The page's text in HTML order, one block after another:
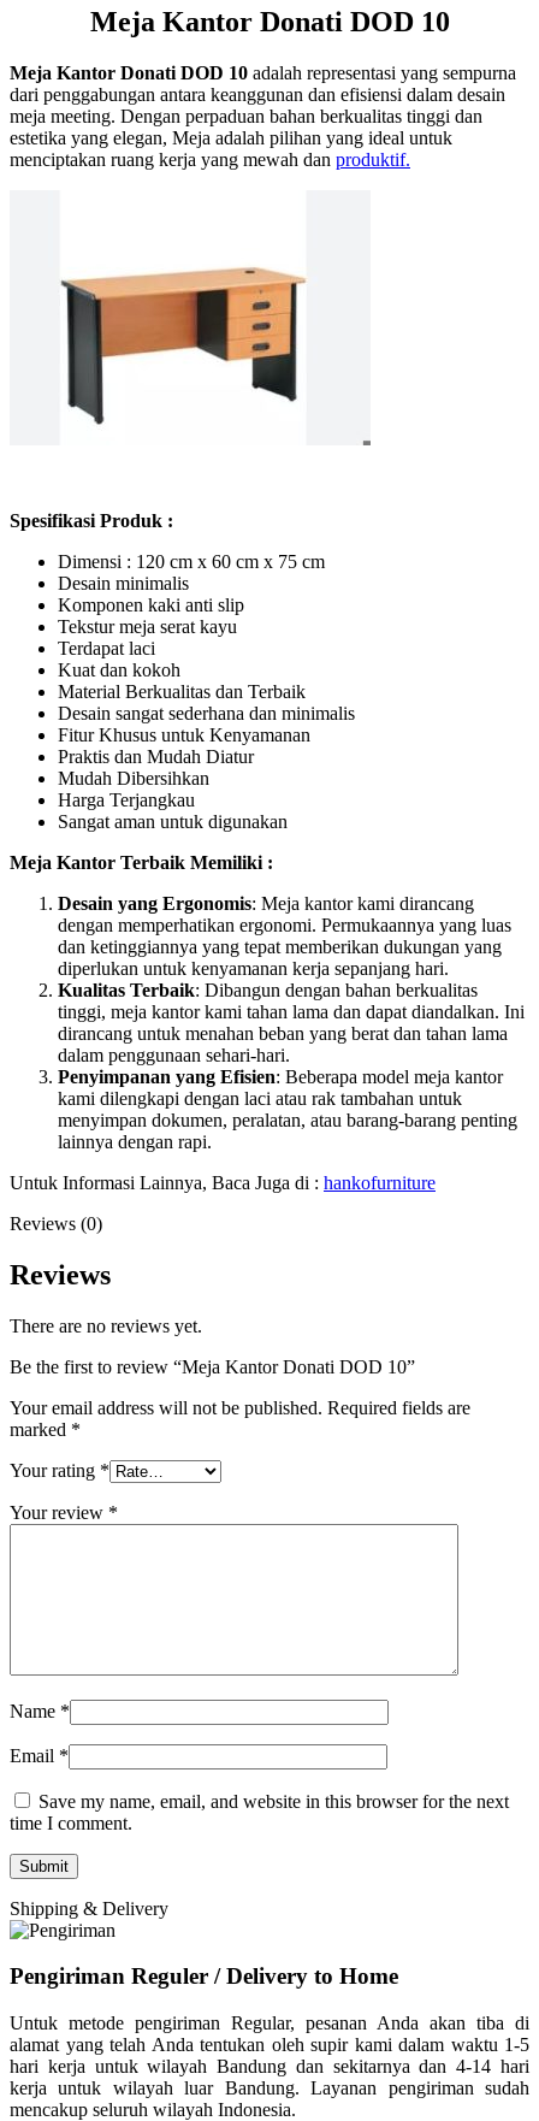
Meja Kantor Donati DOD 10
Meja Kantor Donati DOD 10 adalah representasi yang sempurna
dari penggabungan antara keanggunan dan efisiensi dalam desain
meja meeting. Dengan perpaduan bahan berkualitas tinggi dan
estetika yang elegan, Meja adalah pilihan yang ideal untuk
menciptakan ruang kerja yang mewah dan produktif.
Spesifikasi Produk :
Dimensi : 120 cm x 60 cm x 75 cm
Desain minimalis
Komponen kaki anti slip
Tekstur meja serat kayu
Terdapat laci
Kuat dan kokoh
Material Berkualitas dan Terbaik
Desain sangat sederhana dan minimalis
Fitur Khusus untuk Kenyamanan
Praktis dan Mudah Diatur
Mudah Dibersihkan
Harga Terjangkau
Sangat aman untuk digunakan
Meja Kantor Terbaik Memiliki :
Desain yang Ergonomis: Meja kantor kami dirancang
dengan memperhatikan ergonomi. Permukaannya yang luas
dan ketinggiannya yang tepat memberikan dukungan yang
diperlukan untuk kenyamanan kerja sepanjang hari.
Kualitas Terbaik: Dibangun dengan bahan berkualitas
tinggi, meja kantor kami tahan lama dan dapat diandalkan. Ini
dirancang untuk menahan beban yang berat dan tahan lama
dalam penggunaan sehari-hari.
Penyimpanan yang Efisien: Beberapa model meja kantor
kami dilengkapi dengan laci atau rak tambahan untuk
menyimpan dokumen, peralatan, atau barang-barang penting
lainnya dengan rapi.
Untuk Informasi Lainnya, Baca Juga di : hankofurniture
Reviews (0)
Reviews
There are no reviews yet.
Be the first to review “Meja Kantor Donati DOD 10”
Your email address will not be published. Required fields are
marked *
Your rating *
Your review *
Name *
Email *
Save my name, email, and website in this browser for the next
time I comment.
Shipping & Delivery
Pengiriman Reguler / Delivery to Home
Untuk metode pengiriman Regular, pesanan Anda akan tiba di
alamat yang telah Anda tentukan oleh supir kami dalam waktu 1-5
hari kerja untuk wilayah Bandung dan sekitarnya dan 4-14 hari
kerja untuk wilayah luar Bandung. Layanan pengiriman sudah
mencakup seluruh wilayah Indonesia.